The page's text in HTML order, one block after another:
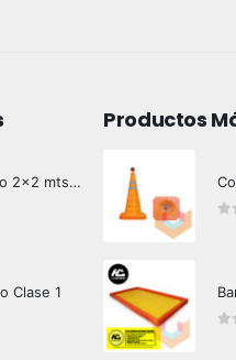
Biombo inactinico 2x2 mts Hazard Control
Clase 1
Productos